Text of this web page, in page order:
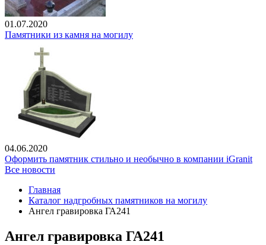
01.07.2020
Памятники из камня на могилу
04.06.2020
Оформить памятник стильно и необычно в компании iGranit
Все новости
Главная
Каталог надгробных памятников на могилу
Ангел гравировка ГА241
Ангел гравировка ГА241